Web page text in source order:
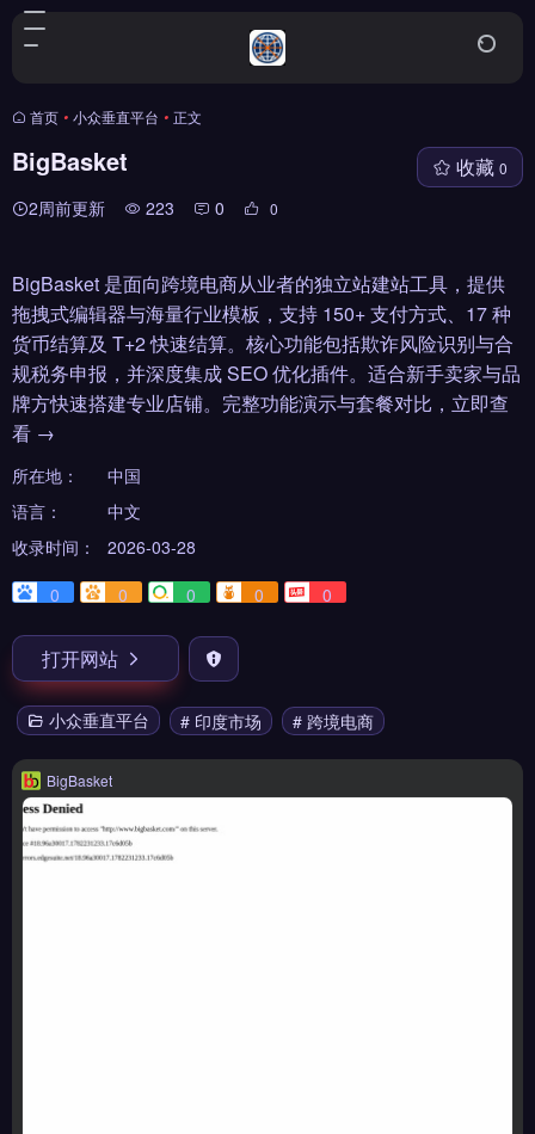
首页 • 小众垂直平台 • 正文
BigBasket
2周前更新 223 0 0
收藏 0
BigBasket 是面向跨境电商从业者的独立站建站工具，提供
拖拽式编辑器与海量行业模板，支持 150+ 支付方式、17 种
货币结算及 T+2 快速结算。核心功能包括欺诈风险识别与合
规税务申报，并深度集成 SEO 优化插件。适合新手卖家与品
牌方快速搭建专业店铺。完整功能演示与套餐对比，立即查
看 →
所在地：
中国
语言：
中文
收录时间：
2026-03-28
0
0 0 0 0
打开网站
小众垂直平台 # 印度市场 # 跨境电商
BigBasket